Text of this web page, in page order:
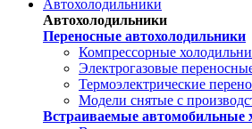
Автохолодильники
Автохолодильники
Переносные автохолодильники
Компрессорные
Электрогазовые
Термоэлектрические
Модели снятые с
Встраиваемые автомобильные